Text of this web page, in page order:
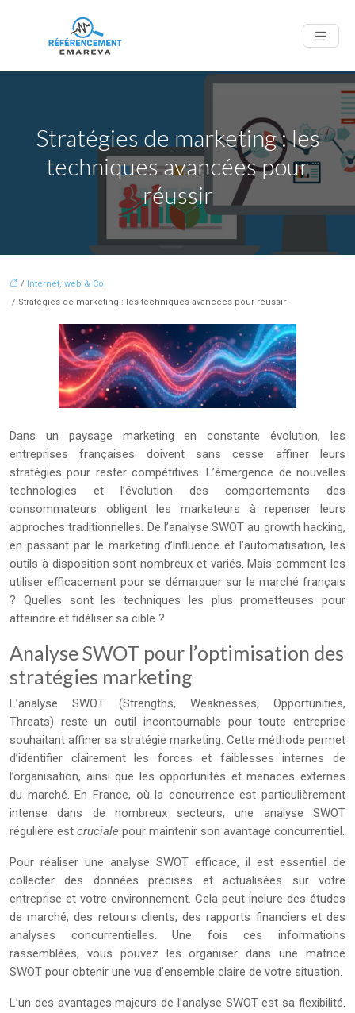
Stratégies de marketing : les
techniques avancées pour
réussir
/ Internet, web & Co.
/ Stratégies de marketing : les techniques avancées pour réussir
Dans un paysage marketing en constante évolution, les
entreprises françaises doivent sans cesse affiner leurs
stratégies pour rester compétitives. L’émergence de nouvelles
technologies et l’évolution des comportements des
consommateurs obligent les marketeurs à repenser leurs
approches traditionnelles. De l’analyse SWOT au growth hacking,
en passant par le marketing d’influence et l’automatisation, les
outils à disposition sont nombreux et variés. Mais comment les
utiliser efficacement pour se démarquer sur le marché français
? Quelles sont les techniques les plus prometteuses pour
atteindre et fidéliser sa cible ?
Analyse SWOT pour l’optimisation des
stratégies marketing
L’analyse SWOT (Strengths, Weaknesses, Opportunities,
Threats) reste un outil incontournable pour toute entreprise
souhaitant affiner sa stratégie marketing. Cette méthode permet
d’identifier clairement les forces et faiblesses internes de
l’organisation, ainsi que les opportunités et menaces externes
du marché. En France, où la concurrence est particulièrement
intense dans de nombreux secteurs, une analyse SWOT
régulière est cruciale pour maintenir son avantage concurrentiel.
Pour réaliser une analyse SWOT efficace, il est essentiel de
collecter des données précises et actualisées sur votre
entreprise et votre environnement. Cela peut inclure des études
de marché, des retours clients, des rapports financiers et des
analyses concurrentielles. Une fois ces informations
rassemblées, vous pouvez les organiser dans une matrice
SWOT pour obtenir une vue d’ensemble claire de votre situation.
L’un des avantages majeurs de l’analyse SWOT est sa flexibilité.